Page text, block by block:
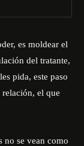
, es moldear el
del tratante,
pida, este paso
relación, el que
no se vean como